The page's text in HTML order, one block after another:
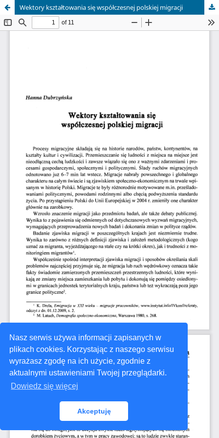
Nasz serwis używa informacji zapisanych w
plikach cookies. Korzystając z naszego serwisu
wyrażasz zgodę na ich użycie, zgodnie z
aktualnymi ustawieniami Twojej przeglądarki.
Dowiedz się więcej
Akceptuję
Wektory kształtowania się współczesnej polskiej migracji